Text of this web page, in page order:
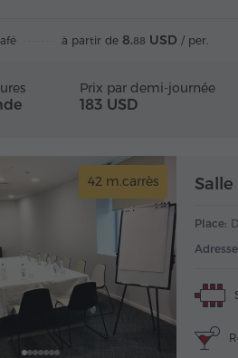
à partir de 8.88 USD / per.
Prix par demi-journée
183 USD
42 m.carrès
Place: